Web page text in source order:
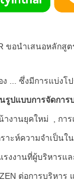
ขอนำเสนอหลักสู
... ซึ่งมีการแบ่ง
รูปแบบการจัดกา
งานยุคใหม่ , การ
าะห์ความจำเป็น
รงงานที่ผู้บริหาร
ต่อการบริหาร